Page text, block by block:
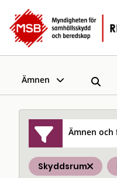
Ämnen
Ämnen
Skyddsrum